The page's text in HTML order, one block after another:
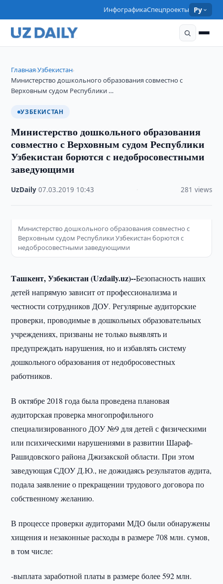
ИнфографикаСпецпроекты Ру
Главная›Узбекистан›
Министерство дошкольного образования совместно с
Верховным судом Республики …
УЗБЕКИСТАН
Министерство дошкольного образования
совместно с Верховным судом Республики
Узбекистан борются с недобросовестными
заведующими
UzDaily ·07.03.2019 10:43 281 views
Министерство дошкольного образования совместно с
Верховным судом Республики Узбекистан борются с
недобросовестными заведующими
Ташкент, Узбекистан (Uzdaily.uz)--Безопасность наших
детей напрямую зависит от профессионализма и
честности сотрудников ДОУ. Регулярные аудиторские
проверки, проводимые в дошкольных образовательных
учреждениях, призваны не только выявлять и
предупреждать нарушения, но и избавлять систему
дошкольного образования от недобросовестных
работников.
В октябре 2018 года была проведена плановая
аудиторская проверка многопрофильного
специализированного ДОУ №9 для детей с физическими
или психическими нарушениями в развитии Шараф-
Рашидовского района Джизакской области. При этом
заведующая СДОУ Д.Ю., не дожидаясь результатов аудита,
подала заявление о прекращении трудового договора по
собственному желанию.
В процессе проверки аудиторами МДО были обнаружены
хищения и незаконные расходы в размере 708 млн. сумов,
в том числе:
-выплата заработной платы в размере более 592 млн.